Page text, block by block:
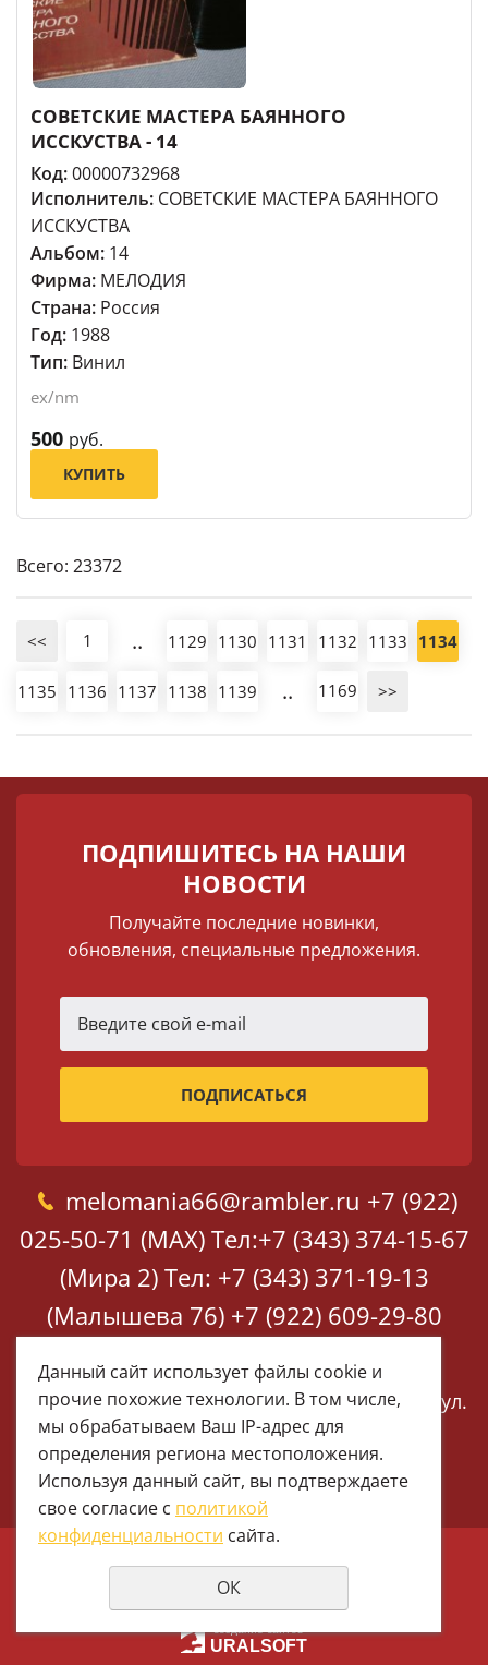
СОВЕТСКИЕ МАСТЕРА БАЯННОГО
ИССКУСТВА - 14
Код:00000732968
Исполнитель: СОВЕТСКИЕ МАСТЕРА БАЯННОГО
ИССКУСТВА
Альбом: 14
Фирма: МЕЛОДИЯ
Страна: Россия
Год: 1988
Тип: Винил
ex/nm
500 руб.
КУПИТЬ
Всего: 23372
<< 1 .. 1129 1130 1131 1132 1133 1134
1135 1136 1137 1138 1139 .. 1169 >>
ПОДПИШИТЕСЬ НА НАШИ
НОВОСТИ
Получайте последние новинки,
обновления, специальные предложения.
melomania66@rambler.ru +7 (922)
025-50-71 (MAX) Тел:+7 (343) 374-15-67
(Мира 2) Тел: +7 (343) 371-19-13
(Малышева 76) +7 (922) 609-29-80
Екатеринбург, ул. Мира 2 Екатеринбург, ул.
Малышева 76
Политика конфиденциальности
URALSOFT
Данный сайт использует файлы cookie и
прочие похожие технологии. В том числе,
мы обрабатываем Ваш IP-адрес для
определения региона местоположения.
Используя данный сайт, вы подтверждаете
свое согласие с политикой
конфиденциальности сайта.
ОК